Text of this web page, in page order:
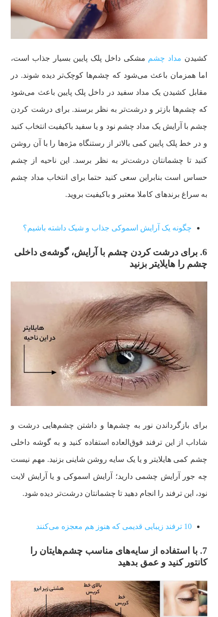
کشیدن مداد چشم مشکی داخل پلک پایین بسیار جذاب است،
اما همزمان باعث می‌شود که چشم‌ها کوچک‌تر دیده شوند. در
مقابل کشیدن یک مداد سفید در داخل پلک پایین باعث می‌شود
که چشم‌ها بازتر و درشت‌تر به نظر برسند. برای درشت کردن
چشم با آرایش یک مداد چشم نود و یا سفید باکیفیت انتخاب کنید
و در خط پلک پایین کمی بالاتر از رستنگاه مژه‌ها را با آن روشن
کنید تا چشمانتان درشت‌تر به نظر برسد. این ناحیه از چشم
حساس است بنابراین سعی کنید حتما برای انتخاب مداد چشم
به سراغ برندهای کاملا معتبر و باکیفیت بروید.
چگونه یک آرایش اسموکی جذاب و شیک داشته باشیم؟
6. برای درشت کردن چشم با آرایش، گوشه‌ی داخلی
چشم‌ را هایلایتر بزنید
برای بازگرداندن نور به چشم‌ها و داشتن چشم‌هایی درشت و
شاداب از این ترفند فوق‌العاده استفاده کنید و به گوشه داخلی
چشم کمی هایلایتر و یا یک سایه روشن شاینی بزنید. مهم نیست
چه جور آرایش چشمی دارید؛ آرایش اسموکی و یا آرایش لایت
نود، این ترفند را انجام دهید تا چشمانتان درشت‌تر دیده شود.
10 ترفند زیبایی قدیمی که هنوز هم معجزه می‌کنند
7. با استفاده از سایه‌های مناسب چشم‌هایتان را
کانتور کنید و عمق بدهید